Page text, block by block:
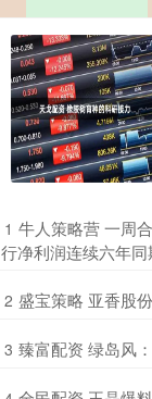
1 牛人策略营 一周
行净利润连续六年同
2 盛宝策略 亚香股
3 臻富配资 绿岛风